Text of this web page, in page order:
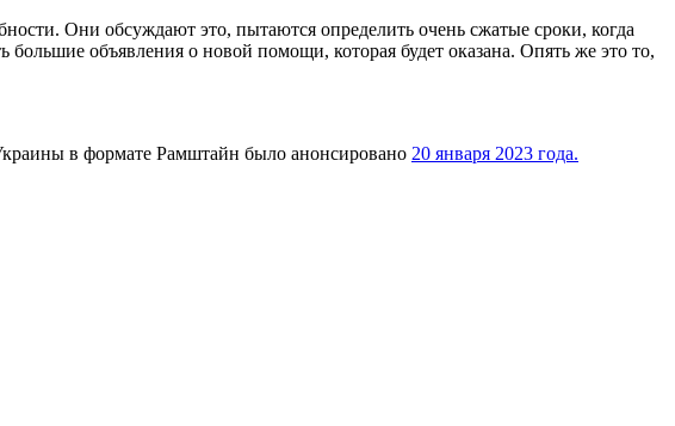
Они обсуждают это, пытаются определить очень сжатые сроки, когда
объявления о новой помощи, которая будет оказана. Опять же это то,
в формате Рамштайн было анонсировано 20 января 2023 года.